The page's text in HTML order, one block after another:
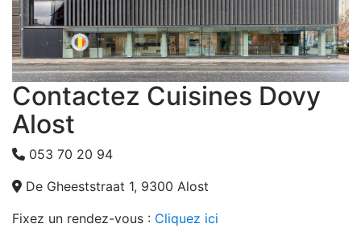
Alost
Contactez Cuisines Dovy
Alost
053 70 20 94
De Gheeststraat 1, 9300 Alost
Fixez un rendez-vous : Cliquez ici